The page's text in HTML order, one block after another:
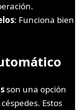
: Funciona bien
son una opción
Estos